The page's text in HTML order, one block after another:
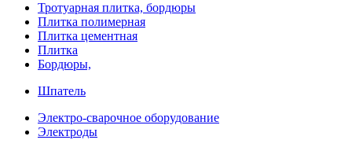
Тротуарная плитка, бордюры
Плитка полимерная
Плитка цементная
Плитка
Бордюры,
Шпатель
Электро-сварочное оборудование
Электроды